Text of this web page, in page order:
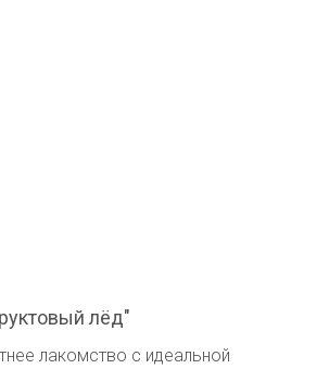
лёд"
лакомство с идеальной